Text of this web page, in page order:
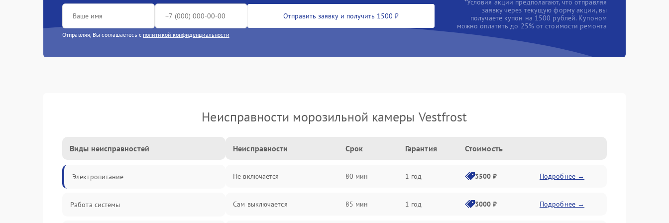
Отправить заявку и получить 1500 ₽
Отправляя, Вы соглашаетесь с политикой конфиденциальности
*Условия акции предполагают, что отправляя
заявку через текущую форму акции, вы
получаете купон на 1500 рублей. Купоном
можно оплатить до 25% от стоимости ремонта
Неисправности морозильной камеры Vestfrost
Виды неисправностей
Электропитание
Работа системы
Неисправности Срок Гарантия Стоимость
Не включается 80 мин 1 год 3500 ₽ Подробнее →
Сам выключается 85 мин 1 год 3000 ₽ Подробнее →